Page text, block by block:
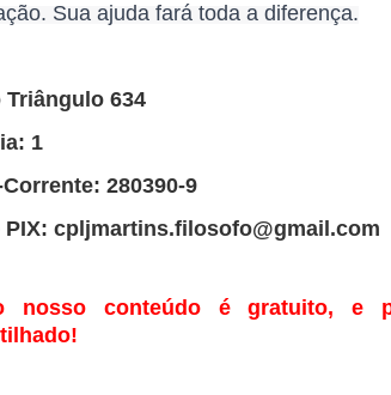
Sua ajuda fará toda a diferença.
Triângulo 634
1
280390-9
PIX: cpljmartins.filosofo@gmail.com
nosso conteúdo é gratuito, e